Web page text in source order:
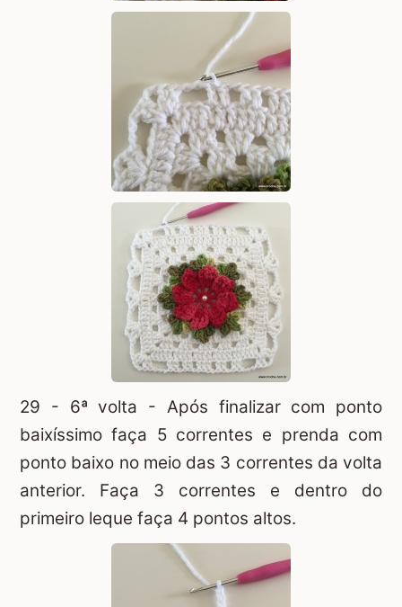
29 - 6ª volta - Após finalizar com ponto
baixíssimo faça 5 correntes e prenda com
ponto baixo no meio das 3 correntes da volta
anterior. Faça 3 correntes e dentro do
primeiro leque faça 4 pontos altos.